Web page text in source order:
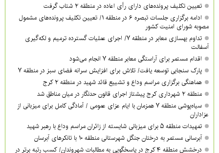
تعیین تکلیف پرونده‌های دارای رأی اعاده در منطقه ۲ شتاب گرفت
ادامه برگزاری جلسات تبصره ۶ در منطقه ۱/ تعیین تکلیف پرونده‌های مشمول
مصوبه شورای امنیت کشور
تداوم بهسازی معابر در منطقه ۷/ اجرای عملیات گسترده ترمیم و لکه‌گیری
آسفالت
اقدام مستمر برای آراستگی معابر منطقه ۷ انجام می‌شود
پارک سنجابی توسعه یافت/ تلاش برای افزایش سرانه فضای سبز در منطقه ۷
هماهنگی برگزاری مراسم وداع و تشییع قائد شهید در منطقه ۲ کرج
منطقه ۲ شهرداری کرج پیشتاز اجرای قانون حدنگار در میان مناطق شد
سیاه‌پوشی منطقه ۷ همزمان با ایام عزای عمومی / آمادگی کامل برای میزبانی از
عزاداران
تمهیدات منطقه ۵ برای میزبانی شایسته از زائران مراسم وداع با رهبر شهید
آبرسانی مستمر به درختان جنگل شهرستانی منطقه ۱۰ با تانکرهای آبرسان
درخشش منطقه ۴ کرج در پاسخگویی به مطالبات شهروندان/ کسب رتبه برتر در